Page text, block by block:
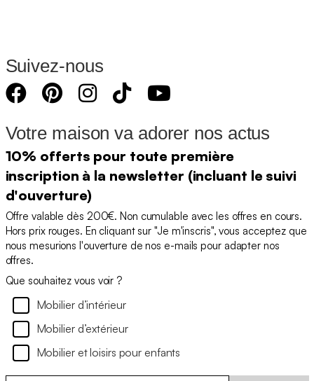
Suivez-nous
Votre maison va adorer nos actus
10% offerts pour toute première
inscription à la newsletter (incluant le suivi
d'ouverture)
Offre valable dès 200€. Non cumulable avec les offres en cours.
Hors prix rouges. En cliquant sur "Je m'inscris", vous acceptez que
nous mesurions l'ouverture de nos e-mails pour adapter nos
offres.
Que souhaitez vous voir ?
Mobilier d’intérieur
Mobilier d’extérieur
Mobilier et loisirs pour enfants